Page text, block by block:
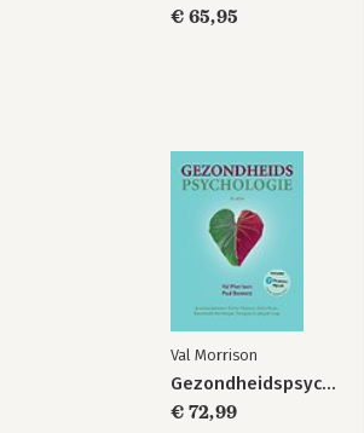
€ 65,95
Val Morrison
Gezondheidspsychologie
€ 72,99